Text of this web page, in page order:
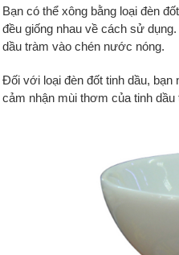
Bạn có thể xông bằng loại đèn
đều giống nhau về cách sử
dầu tràm vào chén nước nóng.
Đối với loại đèn đốt tinh dầu, bạn
cảm nhận mùi thơm của tinh dầu